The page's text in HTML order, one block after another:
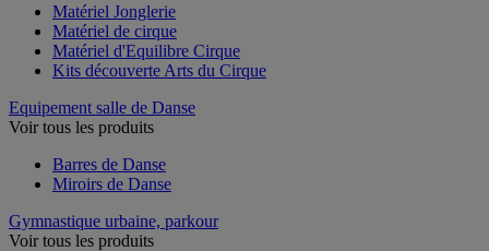
Matériel Jonglerie
Matériel de cirque
Matériel d'Equilibre Cirque
Kits découverte Arts du Cirque
Equipement salle de Danse
Voir tous les produits
Barres de Danse
Miroirs de Danse
Gymnastique urbaine, parkour
Voir tous les produits